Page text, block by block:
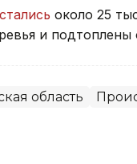
около 25
и подтоплены
область